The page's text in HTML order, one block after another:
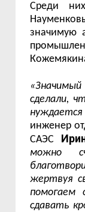
Среди
значимую
сделали,
инженер
САЭС
можно
жертвуя
помогаем
сдавать